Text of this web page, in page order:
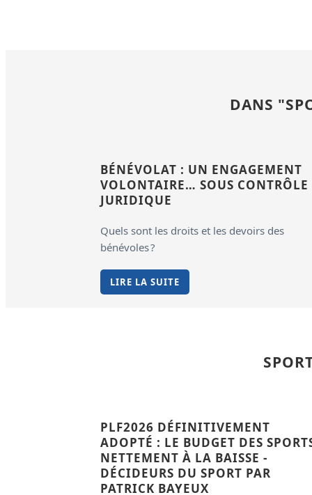
DANS
BÉNÉVOLAT : UN ENGAGEMENT
VOLONTAIRE… SOUS CONTRÔLE
JURIDIQUE
Quels sont les droits et les devoirs des
bénévoles ?
LIRE LA SUITE
PLF2026 DÉFINITIVEMENT
ADOPTÉ : LE BUDGET DES
NETTEMENT À LA BAISSE -
DÉCIDEURS DU SPORT PAR
PATRICK BAYEUX